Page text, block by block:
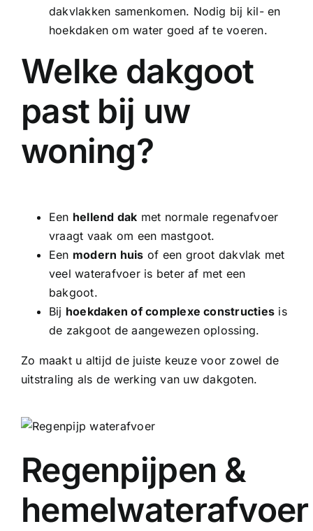
dakvlakken samenkomen. Nodig bij kil- en
hoekdaken om water goed af te voeren.
Welke dakgoot
past bij uw
woning?
Een hellend dak met normale regenafvoer
vraagt vaak om een mastgoot.
Een modern huis of een groot dakvlak met
veel waterafvoer is beter af met een
bakgoot.
Bij hoekdaken of complexe constructies is
de zakgoot de aangewezen oplossing.
Zo maakt u altijd de juiste keuze voor zowel de
uitstraling als de werking van uw dakgoten.
Regenpijpen &
hemelwaterafvoer